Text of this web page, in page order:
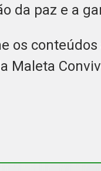
da paz e a
os
Maleta